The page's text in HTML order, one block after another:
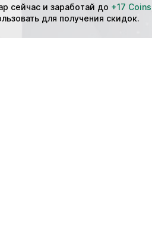
сейчас и заработай до +17 Coins
для получения скидок.